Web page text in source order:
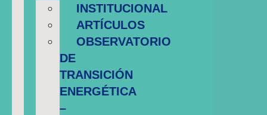
INSTITUCIONAL
ARTÍCULOS
OBSERVATORIO
DE
TRANSICIÓN
ENERGÉTICA
–